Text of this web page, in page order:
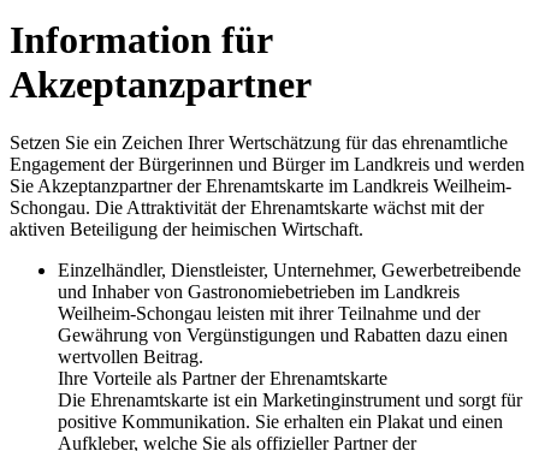
Information für
Akzeptanzpartner
Setzen Sie ein Zeichen Ihrer Wertschätzung für das ehrenamtliche
Engagement der Bürgerinnen und Bürger im Landkreis und werden
Sie Akzeptanzpartner der Ehrenamtskarte im Landkreis Weilheim-
Schongau. Die Attraktivität der Ehrenamtskarte wächst mit der
aktiven Beteiligung der heimischen Wirtschaft.
Einzelhändler, Dienstleister, Unternehmer, Gewerbetreibende
und Inhaber von Gastronomiebetrieben im Landkreis
Weilheim-Schongau leisten mit ihrer Teilnahme und der
Gewährung von Vergünstigungen und Rabatten dazu einen
wertvollen Beitrag.
Ihre Vorteile als Partner der Ehrenamtskarte
Die Ehrenamtskarte ist ein Marketinginstrument und sorgt für
positive Kommunikation. Sie erhalten ein Plakat und einen
Aufkleber, welche Sie als offizieller Partner der